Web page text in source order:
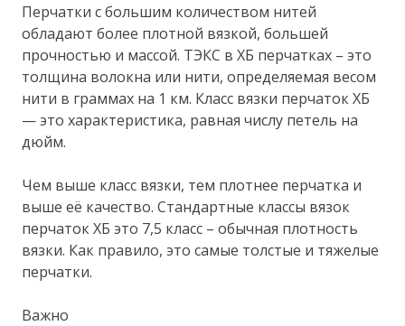
Перчатки с большим количеством нитей
обладают более плотной вязкой, большей
прочностью и массой. ТЭКС в ХБ перчатках – это
толщина волокна или нити, определяемая весом
нити в граммах на 1 км. Класс вязки перчаток ХБ
— это характеристика, равная числу петель на
дюйм.
Чем выше класс вязки, тем плотнее перчатка и
выше её качество. Стандартные классы вязок
перчаток ХБ это 7,5 класс – обычная плотность
вязки. Как правило, это самые толстые и тяжелые
перчатки.
Важно